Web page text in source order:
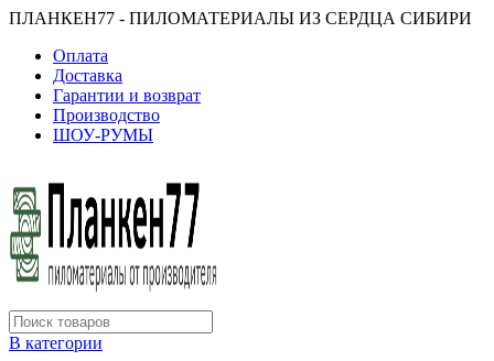
ПЛАНКЕН77 - ПИЛОМАТЕРИАЛЫ ИЗ СЕРДЦА СИБИРИ
Оплата
Доставка
Гарантии и возврат
Производство
ШОУ-РУМЫ
В категории